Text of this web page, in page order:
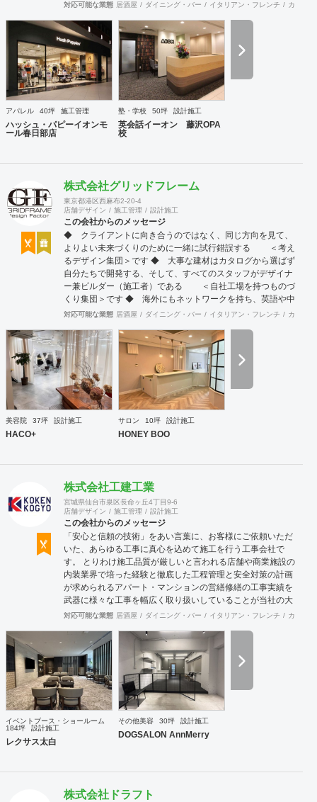
社ならではの実績をご確認下さい。 <a
href="https://www.partsinc.co.jp/">https://www.partsinc.co.jp/</a>
対応可能な業態 居酒屋 ダイニング・バー イタリアン・フレンチ カフェ
アパレル 40坪 施工管理
ハッシュ・パピーイオンモ
ール春日部店
塾・学校 50坪 設計施工
英会話イーオン 藤沢OPA
校
株式会社グリッドフレーム
東京都港区西麻布2-20-4
店舗デザイン
施工管理 設計施工
この会社からのメッセージ
◆ クライアントに向き合うのではなく、同じ方向を見て、
よりよい未来づくりのために一緒に試行錯誤する ＜考え
るデザイン集団＞です ◆ 大事な建材はカタログから選ばず
自分たちで開発する、そして、すべてのスタッフがデザイナ
ー兼ビルダー（施工者）である ＜自社工場を持つものづ
くり集団＞です ◆ 海外にもネットワークを持ち、英語や中
国語に堪能なスタッフたちが、海外から国内への出店をスム
工案件、設計＋造作物の案件、施工案件、造作物制作など、
多様な請負形態が可能です。工場では金属を中心にさまざま
な素材を用いた制作が可能で、例えば通常デザイン性とは無
縁な特定防火設備（鉄扉）などにも高いデザイン性を施すこ
とも可能です。 GRIDFRAME とりかえのきかない空間
https://gridframe.co.jp/ Synes(シネス) 霧のようなやわらか
な空間 http://synes.jp/ SOTOCHIKU 時間の蓄積を取り
込む空間 https://sotochiku.com/
対応可能な業態 居酒屋 ダイニング・バー イタリアン・フレンチ カフェ
美容院 37坪 設計施工
HACO+
サロン 10坪 設計施工
HONEY BOO
株式会社工建工業
宮城県仙台市泉区長命ヶ丘4丁目9-6
店舗デザイン
施工管理 設計施工
この会社からのメッセージ
「安心と信頼の技術」をあい言葉に、お客様にご依頼いただ
いた、あらゆる工事に真心を込めて施工を行う工事会社で
す。 とりわけ施工品質が厳しいと言われる店舗や商業施設の
内装業界で培った経験と徹底した工程管理と安全対策の計画
が求められるアパート・マンションの営繕修繕の工事実績を
武器に様々な工事を幅広く取り扱いしていることが当社の大
きな特徴です。
対応可能な業態 居酒屋 ダイニング・バー イタリアン・フレンチ カフェ
イベントブース・ショールーム
184坪
設計施工
レクサス太白
その他美容 30坪 設計施工
DOGSALON AnnMerry
株式会社ドラフト